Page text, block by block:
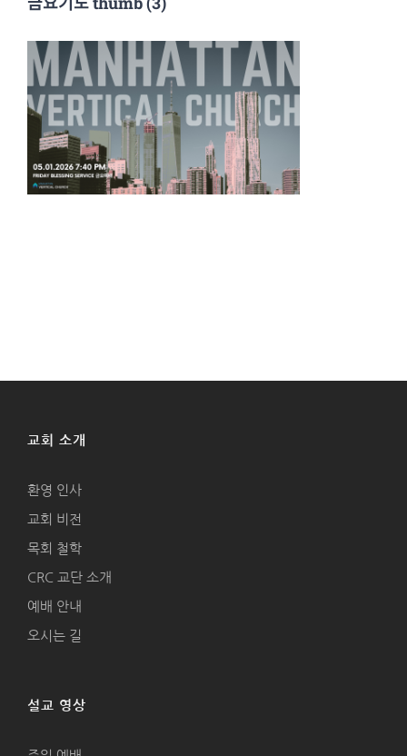
교회 소개
환영 인사
교회 비전
목회 철학
CRC 교단 소개
예배 안내
오시는 길
설교 영상